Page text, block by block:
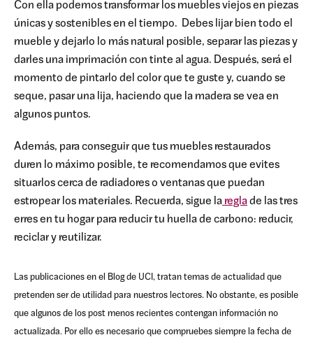
Con ella podemos transformar los muebles viejos en piezas
únicas y sostenibles en el tiempo. Debes lijar bien todo el
mueble y dejarlo lo más natural posible, separar las piezas y
darles una imprimación con tinte al agua. Después, será el
momento de pintarlo del color que te guste y, cuando se
seque, pasar una lija, haciendo que la madera se vea en
algunos puntos.
Además, para conseguir que tus muebles restaurados
duren lo máximo posible, te recomendamos que evites
situarlos cerca de radiadores o ventanas que puedan
estropear los materiales. Recuerda, sigue la reglade las tres
erres en tu hogar para reducir tu huella de carbono: reducir,
reciclar y reutilizar.
Las publicaciones en el Blog de UCI, tratan temas de actualidad que
pretenden ser de utilidad para nuestros lectores. No obstante, es posible
que algunos de los post menos recientes contengan información no
actualizada. Por ello es necesario que compruebes siempre la fecha de